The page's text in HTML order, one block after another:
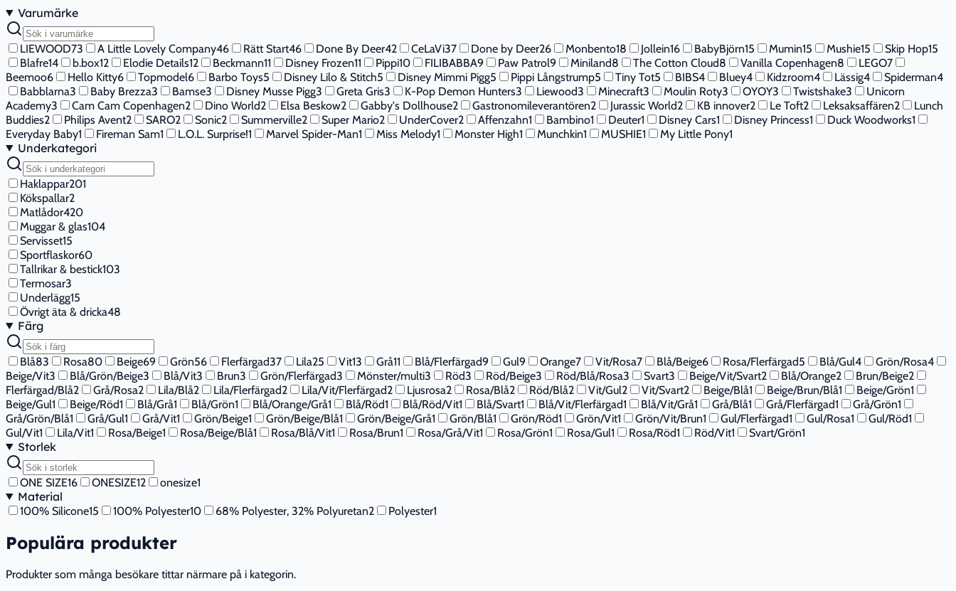
Varumärke
LIEWOOD73 A Little Lovely Company46 Rätt Start46 Done By Deer42 CeLaVi37 Done by Deer26 Monbento18 Jollein16 BabyBjörn15 Mumin15 Mushie15 Skip Hop15
Blafre14 b.box12 Elodie Details12 Beckmann11 Disney Frozen11 Pippi10 FILIBABBA9 Paw Patrol9 Miniland8 The Cotton Cloud8 Vanilla Copenhagen8 LEGO7
Beemoo6 Hello Kitty6 Topmodel6 Barbo Toys5 Disney Lilo & Stitch5 Disney Mimmi Pigg5 Pippi Långstrump5 Tiny Tot5 BIBS4 Bluey4 Kidzroom4 Lässig4 Spiderman4
Babblarna3 Baby Brezza3 Bamse3 Disney Musse Pigg3 Greta Gris3 K-Pop Demon Hunters3 Liewood3 Minecraft3 Moulin Roty3 OYOY3 Twistshake3
Unicorn
Academy3 Cam Cam Copenhagen2 Dino World2 Elsa Beskow2 Gabby's Dollhouse2 Gastronomileverantören2 Jurassic World2 KB innover2 Le Toft2 Leksaksaffären2
Lunch
Buddies2 Philips Avent2 SARO2 Sonic2 Summerville2 Super Mario2 UnderCover2 Affenzahn1 Bambino1 Deuter1 Disney Cars1 Disney Princess1 Duck Woodworks1
Everyday Baby1 Fireman Sam1 L.O.L. Surprise!1 Marvel Spider-Man1 Miss Melody1 Monster High1 Munchkin1 MUSHIE1 My Little Pony1
Underkategori
Haklappar201
Kökspallar2
Matlådor420
Muggar & glas104
Servisset15
Sportflaskor60
Tallrikar & bestick103
Termosar3
Underlägg15
Övrigt äta & dricka48
Färg
Blå83 Rosa80 Beige69 Grön56 Flerfärgad37 Lila25 Vit13 Grå11 Blå/Flerfärgad9 Gul9 Orange7 Vit/Rosa7 Blå/Beige6 Rosa/Flerfärgad5 Blå/Gul4 Grön/Rosa4
Beige/Vit3 Blå/Grön/Beige3 Blå/Vit3 Brun3 Grön/Flerfärgad3 Mönster/multi3 Röd3 Röd/Beige3 Röd/Blå/Rosa3 Svart3 Beige/Vit/Svart2 Blå/Orange2 Brun/Beige2
Flerfärgad/Blå2 Grå/Rosa2 Lila/Blå2 Lila/Flerfärgad2 Lila/Vit/Flerfärgad2 Ljusrosa2 Rosa/Blå2 Röd/Blå2 Vit/Gul2 Vit/Svart2 Beige/Blå1 Beige/Brun/Blå1 Beige/Grön1
Beige/Gul1 Beige/Röd1 Blå/Grå1 Blå/Grön1 Blå/Orange/Grå1 Blå/Röd1 Blå/Röd/Vit1 Blå/Svart1 Blå/Vit/Flerfärgad1 Blå/Vit/Grå1 Grå/Blå1 Grå/Flerfärgad1 Grå/Grön1
Grå/Grön/Blå1 Grå/Gul1 Grå/Vit1 Grön/Beige1 Grön/Beige/Blå1 Grön/Beige/Grå1 Grön/Blå1 Grön/Röd1 Grön/Vit1 Grön/Vit/Brun1 Gul/Flerfärgad1 Gul/Rosa1 Gul/Röd1
Gul/Vit1 Lila/Vit1 Rosa/Beige1 Rosa/Beige/Blå1 Rosa/Blå/Vit1 Rosa/Brun1 Rosa/Grå/Vit1 Rosa/Grön1 Rosa/Gul1 Rosa/Röd1 Röd/Vit1 Svart/Grön1
Storlek
ONE SIZE16 ONESIZE12 onesize1
Material
100% Silicone15 100% Polyester10 68% Polyester, 32% Polyuretan2 Polyester1
Populära produkter
Produkter som många besökare tittar närmare på i kategorin.